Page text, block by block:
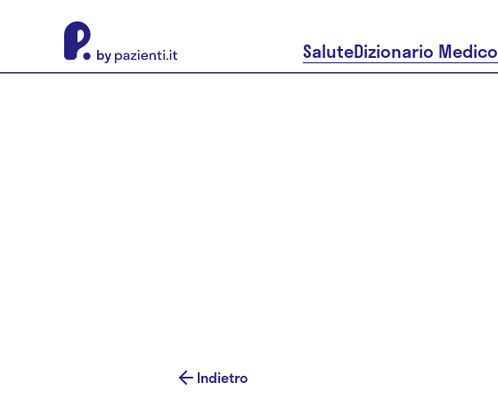
SaluteDizionario Medico
Indietro